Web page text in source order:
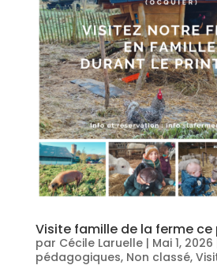
Visite famille de la ferme
par Cécile Laruelle| Mai 1, 2026
pédagogiques, Non classé,